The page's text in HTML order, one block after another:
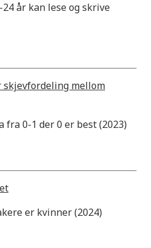
24 år kan lese og skrive
mellom
fra 0-1 der 0 er best (2023)
er kvinner (2024)